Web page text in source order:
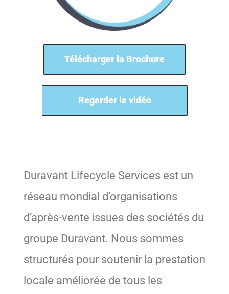
Télécharger la Brochure
Regarder la vidéo
Duravant Lifecycle Services est un
réseau mondial d’organisations
d’après-vente issues des sociétés du
groupe Duravant. Nous sommes
structurés pour soutenir la prestation
locale améliorée de tous les